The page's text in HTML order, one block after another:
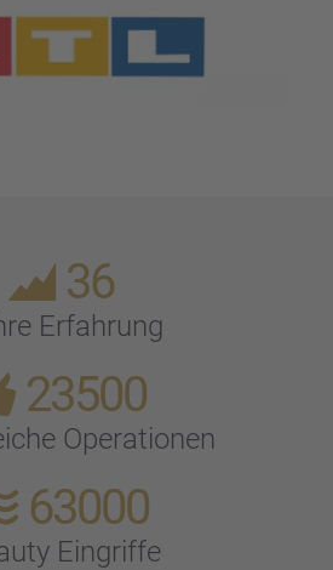
36
Erfah­rung
23500
Opera­tio­nen
63000
Eingriffe